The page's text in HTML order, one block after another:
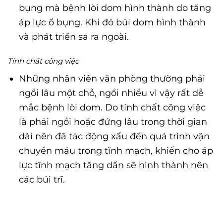
bụng mà bệnh lòi dom hình thành do tăng
áp lực ổ bụng. Khi đó búi dom hình thành
và phát triển sa ra ngoài.
Tính chất công việc
Những nhân viên văn phòng thường phải
ngồi lâu một chỗ, ngồi nhiều vì vậy rất dễ
mắc bệnh lòi dom. Do tính chất công việc
là phải ngồi hoặc đứng lâu trong thời gian
dài nên đã tác động xấu đến quá trình vận
chuyển máu trong tĩnh mạch, khiến cho áp
lực tĩnh mạch tăng dần sẽ hình thành nên
các búi trĩ.